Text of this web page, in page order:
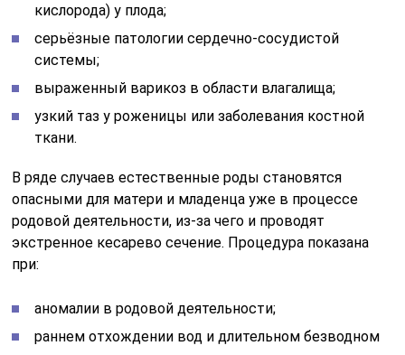
кислорода) у плода;
серьёзные патологии сердечно-сосудистой
системы;
выраженный варикоз в области влагалища;
узкий таз у роженицы или заболевания костной
ткани.
В ряде случаев естественные роды становятся
опасными для матери и младенца уже в процессе
родовой деятельности, из-за чего и проводят
экстренное кесарево сечение. Процедура показана
при:
аномалии в родовой деятельности;
раннем отхождении вод и длительном безводном